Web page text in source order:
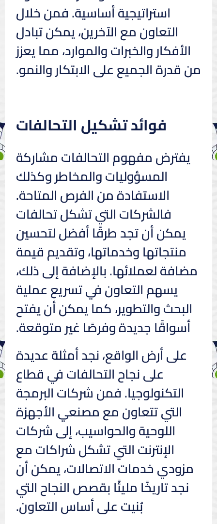
استراتيجية أساسية. فمن خلال
التعاون مع الآخرين، يمكن تبادل
الأفكار والخبرات والموارد، مما يعزز
من قدرة الجميع على الابتكار والنمو.
فوائد تشكيل التحالفات
يفترض مفهوم التحالفات مشاركة
المسؤوليات والمخاطر وكذلك
الاستفادة من الفرص المتاحة.
فالشركات التي تشكل تحالفات
يمكن أن تجد طرقًا أفضل لتحسين
منتجاتها وخدماتها، وتقديم قيمة
مضافة لعملائها. بالإضافة إلى ذلك،
يسهم التعاون في تسريع عملية
البحث والتطوير، كما يمكن أن يفتح
أسواقًا جديدة وفرصًا غير متوقعة.
على أرض الواقع، نجد أمثلة عديدة
على نجاح التحالفات في قطاع
التكنولوجيا. فمن شركات البرمجة
التي تتعاون مع مصنعي الأجهزة
اللوحية والحواسيب، إلى شركات
الإنترنت التي تشكل شراكات مع
مزودي خدمات الاتصالات، يمكن أن
نجد تاريخًا مليئًا بقصص النجاح التي
بُنيت على أساس التعاون.